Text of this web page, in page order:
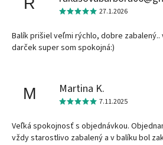
R 27.1.2026
Balík prišiel veľmi rýchlo, dobre zabalený..
darček super som spokojná:)
M Martina K.
7.11.2025
Veľká spokojnosť s objednávkou.
vždy starostlivo zabalený a v balíku bol